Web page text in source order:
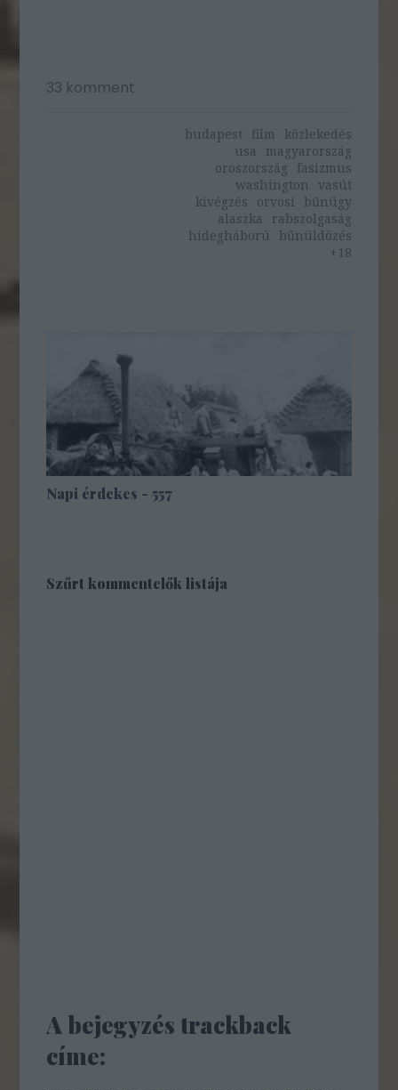
33 komment
budapest film
közlekedés
usa
magyarország
oroszország
fasizmus
washington vasút
kivégzés
orvosi
bűnügy
alaszka
rabszolgaság
hidegháború
bűnüldözés
+18
Napi érdekes - 557
Szűrt kommentelők listája
A bejegyzés trackback
címe: